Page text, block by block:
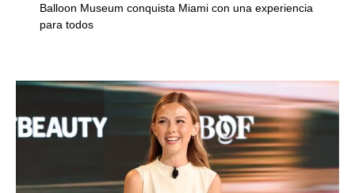
Balloon Museum conquista Miami con una experiencia
para todos